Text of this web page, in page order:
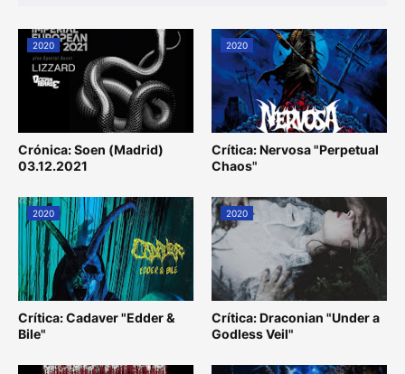
2020
Crónica: Soen (Madrid)
03.12.2021
2020
Crítica: Nervosa "Perpetual
Chaos"
2020
Crítica: Cadaver "Edder &
Bile"
2020
Crítica: Draconian "Under a
Godless Veil"